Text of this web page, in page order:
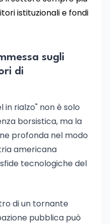
istituzionali e fondi
sugli
di
in rialzo" non è solo
borsistica, ma la
profonda nel modo
americana
tecnologiche del
di un tornante
pubblica può